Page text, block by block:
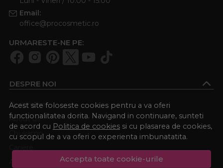
Acest site foloseste cookies pentru a va oferi
functionalitatea dorita. Navigand in continuare, sunteti
de acord cu Politica de cookies si cu plasarea de cookies,
cu scopul de a va oferi o experienta imbunatatita.
Accepta toate cookie-urile
Email:
office@procosmetic.ro
URMARESTE-NE PE:
DESPRE NOI
Despre noi
About us
Chi siamo
Academia Procosmetic